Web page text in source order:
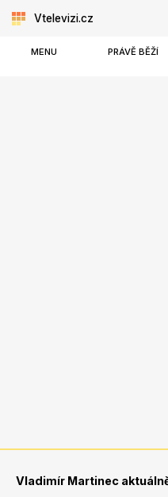
Vtelevizi.cz
MENU PRÁVĚ BĚŽÍ
Vladimír Martinec